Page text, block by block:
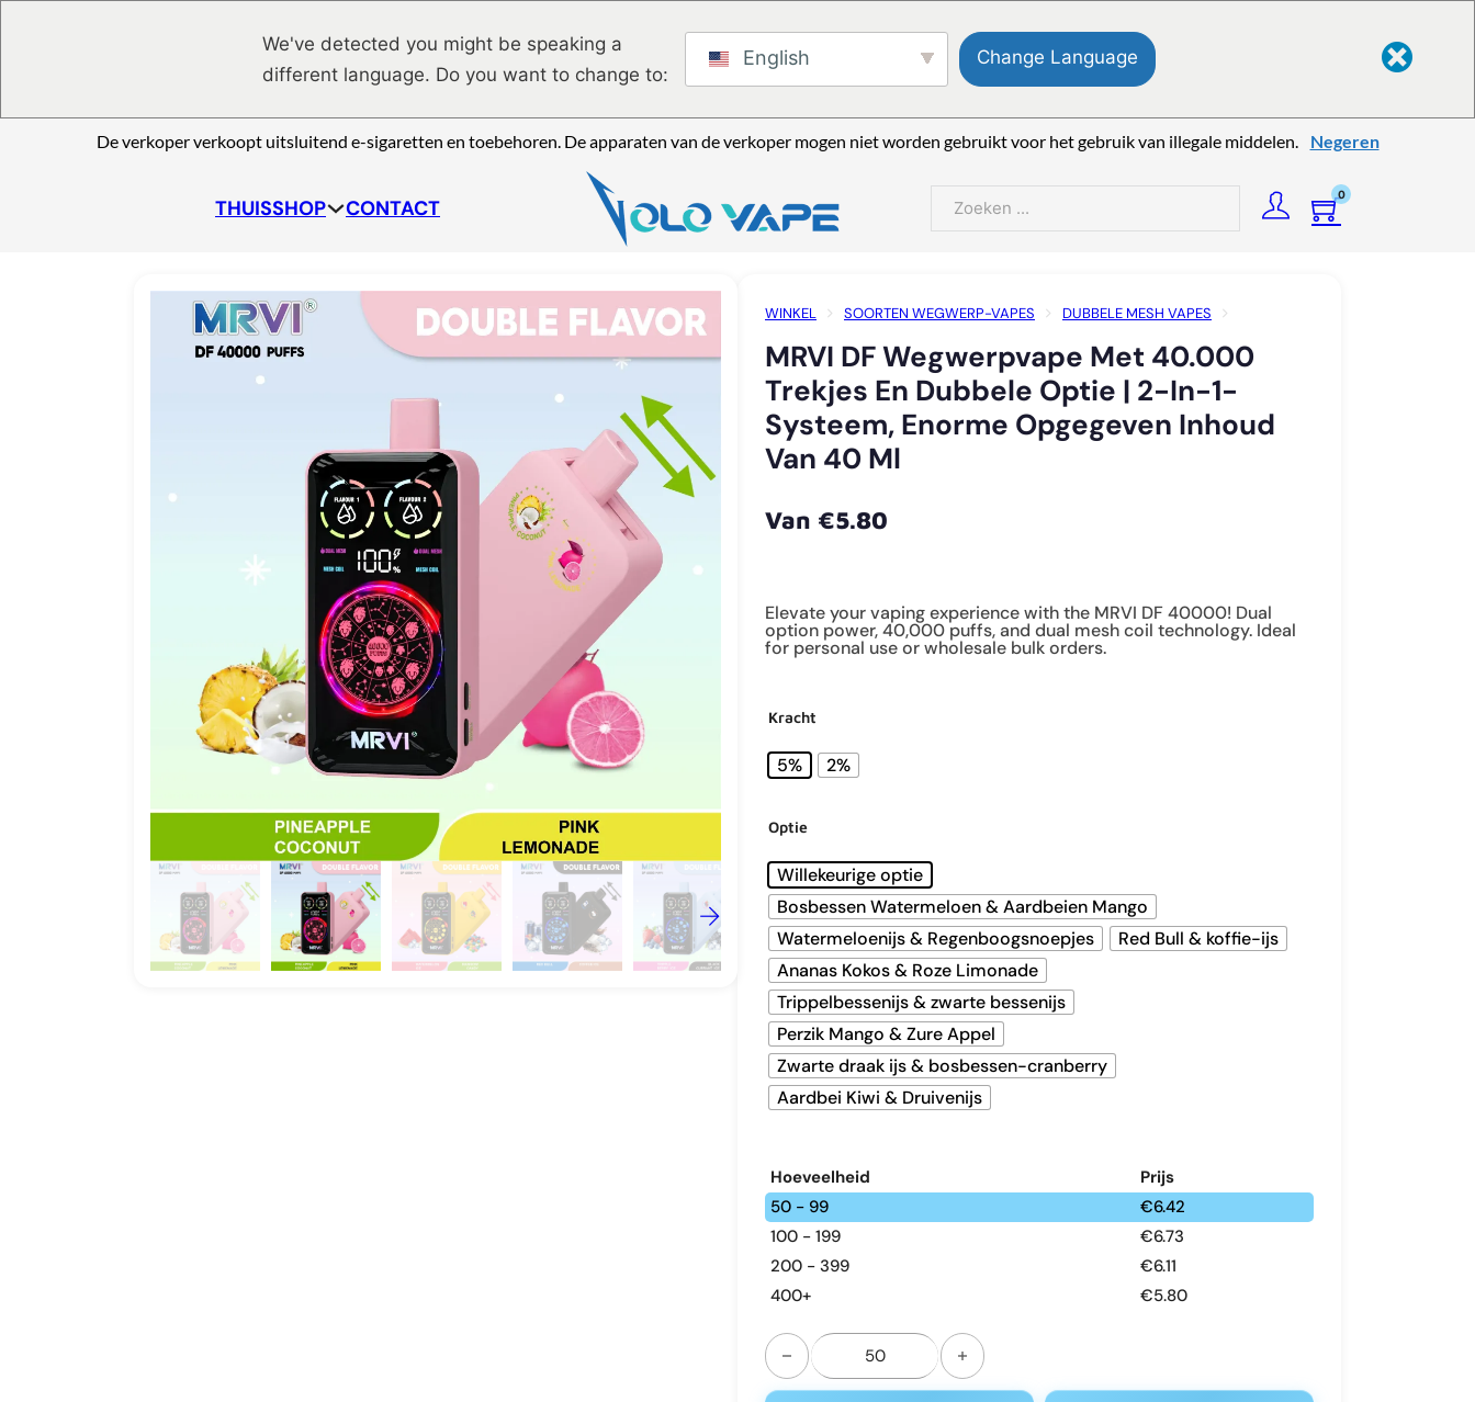
We've detected you might be speaking a
different language. Do you want to change to:
English Change Language
De verkoper verkoopt uitsluitend e-sigaretten en toebehoren. De apparaten van de verkoper mogen niet worden gebruikt voor het gebruik van illegale middelen. Negeren
THUISSHOP CONTACT Zoeken
0
WINKEL SOORTEN WEGWERP-VAPES
DUBBELE MESH VAPES
SYSTEEM, ENORME OPGEGEVEN INHOUD VAN 40 ML
MRVI DF Wegwerpvape Met 40.000
Trekjes En Dubbele Optie | 2-In-1-
Systeem, Enorme Opgegeven Inhoud
Van 40 Ml
Van €5.80
Elevate your vaping experience with the MRVI DF 40000! Dual
option power, 40,000 puffs, and dual mesh coil technology. Ideal
for personal use or wholesale bulk orders.
Kracht
5% 2%
Optie
Willekeurige optie
Bosbessen Watermeloen & Aardbeien Mango
Watermeloenijs & Regenboogsnoepjes
Red Bull & koffie-ijs
Ananas Kokos & Roze Limonade
Trippelbessenijs & zwarte bessenijs
Perzik Mango & Zure Appel
Zwarte draak ijs & bosbessen-cranberry
Aardbei Kiwi & Druivenijs
Hoeveelheid
Prijs
50 - 99
€6.42
100 - 199
€6.73
200 - 399
€6.11
400+
€5.80
MRVI DF 40000 puff double option disposable vape | 2-in-1 option system, 40mL massive